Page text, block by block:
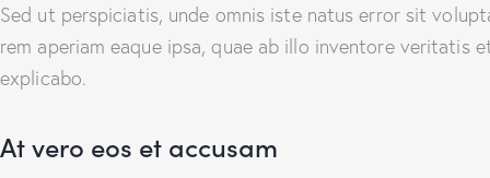
Sed ut perspiciatis, unde omnis iste natus error sit
rem aperiam eaque ipsa, quae ab illo inventore
explicabo.
At vero eos et accusam